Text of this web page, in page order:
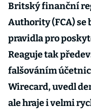
Britský finanční
Authority (FCA)
pravidla pro
Reaguje tak
falšováním
Wirecard, uvedl
ale hraje i velmi